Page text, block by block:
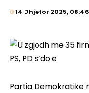
14 Dhjetor 2025, 08:46
Partia Demokratike